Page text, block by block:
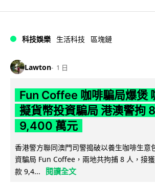
科技娛樂 生活科技 區塊鏈
Lawton 1 日
Fun Coffee 咖啡騙局爆煲
擬貨幣投資騙局 港澳警拘
9,400 萬元
香港警方聯同澳門司警搗破以養生咖啡生意
資騙局 Fun Coffee，兩地共拘捕 8 人，接
款 9,4...
閱讀全文